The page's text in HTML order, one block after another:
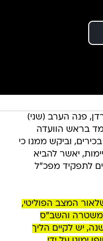
פנה הערב (שני)
בראש הוועדה
וביקש ממנו כי
יאשר להביא
לתפקיד מפכ"ל
המצב הפוליטי,
והשב"ס
יש לקיים הליך